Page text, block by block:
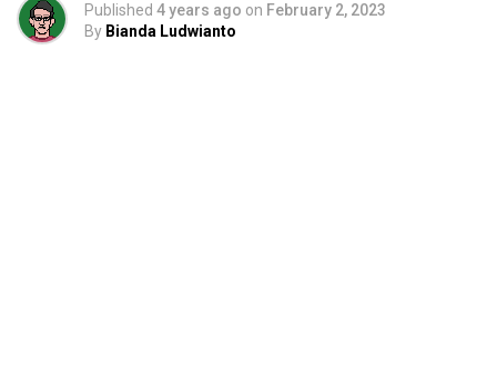
Published 4 years ago on February 2, 2023
By Bianda Ludwianto